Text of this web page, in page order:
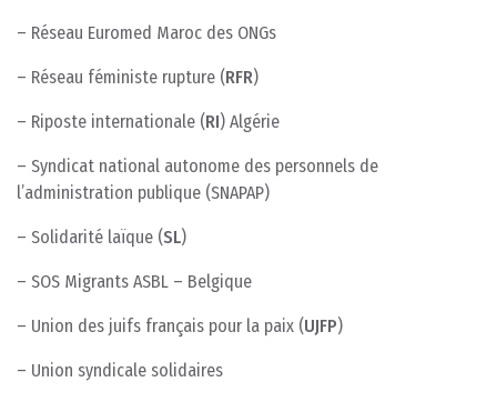
– Réseau Euromed Maroc des ONGs
– Réseau féministe rupture (RFR)
– Riposte internationale (RI) Algérie
– Syndicat national autonome des personnels de
l’administration publique (SNAPAP)
– Solidarité laïque (SL)
– SOS Migrants ASBL – Belgique
– Union des juifs français pour la paix (UJFP)
– Union syndicale solidaires